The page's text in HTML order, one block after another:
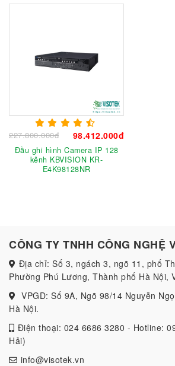
227.800.000đ 98.412.000đ
Đầu ghi hình Camera IP 128
kênh KBVISION KR-
E4K98128NR
CÔNG TY TNHH CÔNG NGHỆ
Địa chỉ: Số 3, ngách 3, ngõ 11, phố
Phường Phú Lương, Thành phố Hà Nội,
VPGD: Số 9A, Ngõ 98/14 Nguyễn
Hà Nội.
Điện thoại: 024 6686 3280 - Hotline:
Hải)
info@visotek.vn